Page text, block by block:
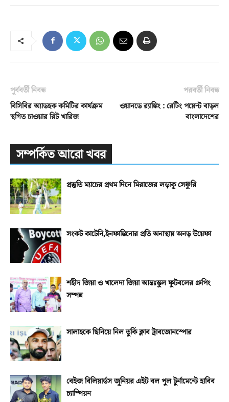
পূর্ববর্তী নিবন্ধ
বিসিবির অ্যাডহক কমিটির কার্যক্রম
স্থগিত চাওয়ার রিট খারিজ
পরবর্তী নিবন্ধ
ওয়ানডে র‌্যাঙ্কিং : রেটিং পয়েন্ট বাড়ল
বাংলাদেশের
সম্পর্কিত আরো খবর
প্রস্তুতি ম্যাচের প্রথম দিনে মিরাজের লড়াকু সেঞ্চুরি
সংকট কাটেনি,ইনফান্তিনোর প্রতি অনাস্থায় অনড় উয়েফা
শহীদ জিয়া ও খালেদা জিয়া আন্তঃস্কুল ফুটবলের গ্রুপিং
সম্পন্ন
সালাহকে ছিনিয়ে নিল তুর্কি ক্লাব ট্রাবজোনস্পোর
বেইজ বিলিয়ার্ডস জুনিয়র এইট বল পুল টুর্নামেন্টে হাবিব
চ্যাম্পিয়ন